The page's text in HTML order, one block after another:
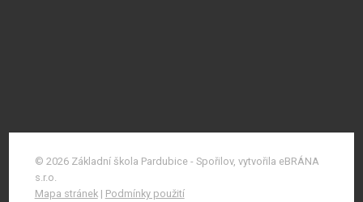
© 2026 Základní škola Pardubice - Spořilov, vytvořila eBRÁNA
s.r.o.
Mapa stránek| Podmínky použití